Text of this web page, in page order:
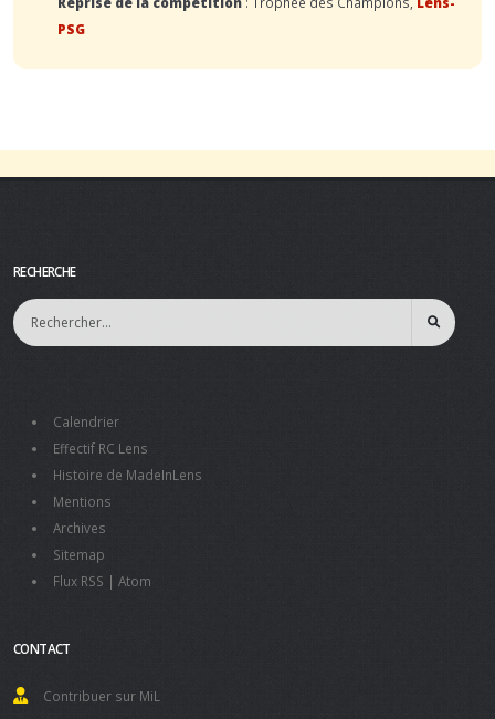
PSG
RECHERCHE
Calendrier
Effectif RC Lens
Histoire de MadeInLens
Mentions
Archives
Sitemap
Flux RSS | Atom
CONTACT
Contribuer sur MiL